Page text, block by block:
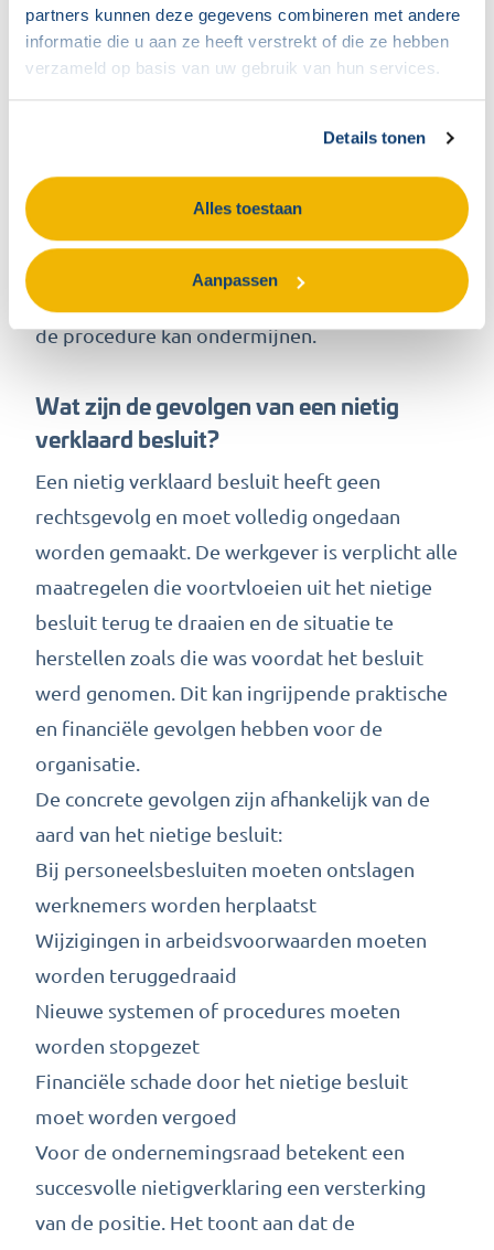
partners kunnen deze gegevens combineren met andere
informatie die u aan ze heeft verstrekt of die ze hebben
verzameld op basis van uw gebruik van hun services.
Details tonen
Alles toestaan
Aanpassen
in te trekken en opnieuw te nemen volgens de
juiste procedure. Dit bespaart tijd en kosten en
rechtbank. De procedure wordt behandeld
volgens de regels van het burgerlijk
procesrecht. Het is belangrijk om tijdig te
handelen, omdat vertraging de effectiviteit van
de procedure kan ondermijnen.
Wat zijn de gevolgen van een nietig
verklaard besluit?
Een nietig verklaard besluit heeft geen
rechtsgevolg en moet volledig ongedaan
worden gemaakt. De werkgever is verplicht alle
maatregelen die voortvloeien uit het nietige
besluit terug te draaien en de situatie te
herstellen zoals die was voordat het besluit
werd genomen. Dit kan ingrijpende praktische
en financiële gevolgen hebben voor de
organisatie.
De concrete gevolgen zijn afhankelijk van de
aard van het nietige besluit:
Bij personeelsbesluiten moeten ontslagen
werknemers worden herplaatst
Wijzigingen in arbeidsvoorwaarden moeten
worden teruggedraaid
Nieuwe systemen of procedures moeten
worden stopgezet
Financiële schade door het nietige besluit
moet worden vergoed
Voor de ondernemingsraad betekent een
succesvolle nietigverklaring een versterking
van de positie. Het toont aan dat de